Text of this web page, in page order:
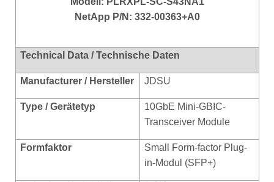
NetApp P/N: 332-00363+A0
Technical Data / Technische Daten
Manufacturer / Hersteller JDSU
Type / Gerätetyp
10GbE Mini-GBIC-
Transceiver Module
Formfaktor
Small Form-factor Plug-
in-Modul (SFP+)